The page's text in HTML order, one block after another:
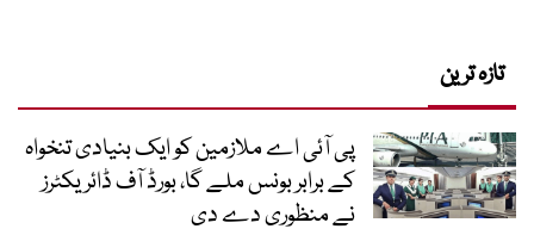
تازہ ترین
پی آئی اے ملازمین کو ایک بنیادی تنخواہ
کے برابر بونس ملے گا، بورڈ آف ڈائریکٹرز
نے منظوری دے دی